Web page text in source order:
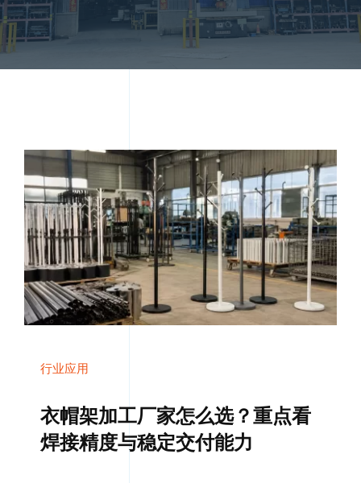
行业应用
衣帽架加工厂家怎么选？重点看
焊接精度与稳定交付能力